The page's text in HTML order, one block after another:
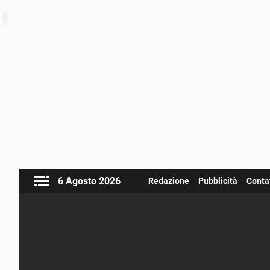
6 Agosto 2026 Redazione Pubblicità